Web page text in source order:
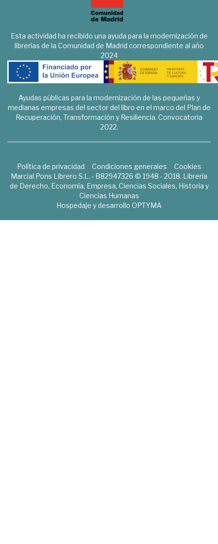
Esta actividad ha recibido una ayuda para la modernización de
librerías de la Comunidad de Madrid correspondiente al año
2024
Ayudas públicas para la modernización de las pequeñas y
medianas empresas del sector del libro en el marco del Plan de
Recuperación, Transformación y Resiliencia. Convocatoria
2022.
Política de privacidad Condiciones generales
Cookies
Marcial Pons Librero S.L. - B82947326 © 1948 - 2018. Librería
de Derecho, Economía, Empresa, Ciencias Sociales, Historia y
Ciencias Humanas
Hospedaje y desarrollo OPTYMA